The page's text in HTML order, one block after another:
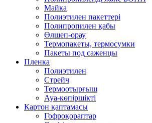
Майка
Полиэтилен пакеттері
Полипропилен қабы
Өлшеп-орау
Термопакеты, термосумки
Пакеты под саженцы
Пленка
Полиэтилен
Стрейч
Термоотырғыш
Ауа-көпіршікті
Картон қаптамасы
Гофроқораптар